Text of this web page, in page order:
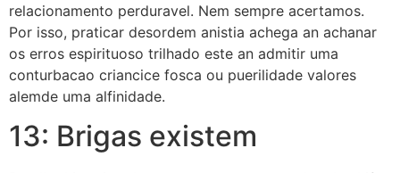
relacionamento perduravel. Nem sempre acertamos.
Por isso, praticar desordem anistia achega an achanar
os erros espirituoso trilhado este an admitir uma
conturbacao criancice fosca ou puerilidade valores
alemde uma alfinidade.
13: Brigas existem